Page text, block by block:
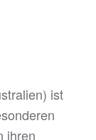
ist
ihren